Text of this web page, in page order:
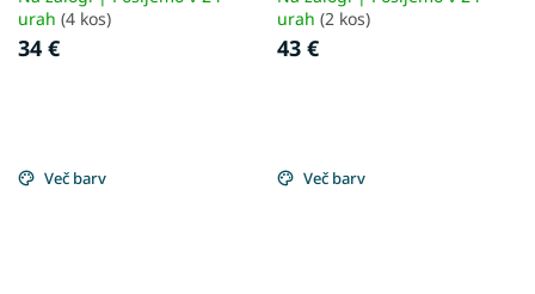
urah (4 kos)
34 €
urah (2 kos)
43 €
Več barv Več barv